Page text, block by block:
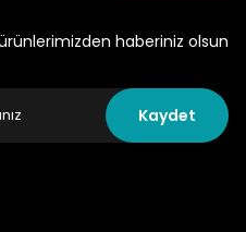
haberiniz olsun
Kaydet